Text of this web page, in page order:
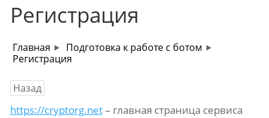
Регистрация
Главная
Подготовка к работе с ботом
Регистрация
Назад
https://cryptorg.net– главная страница сервиса